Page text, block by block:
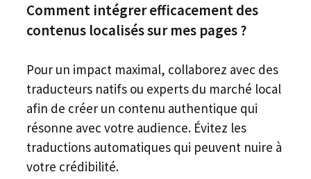
Comment intégrer efficacement des
contenus localisés sur mes pages ?
Pour un impact maximal, collaborez avec des
traducteurs natifs ou experts du marché local
afin de créer un contenu authentique qui
résonne avec votre audience. Évitez les
traductions automatiques qui peuvent nuire à
votre crédibilité.